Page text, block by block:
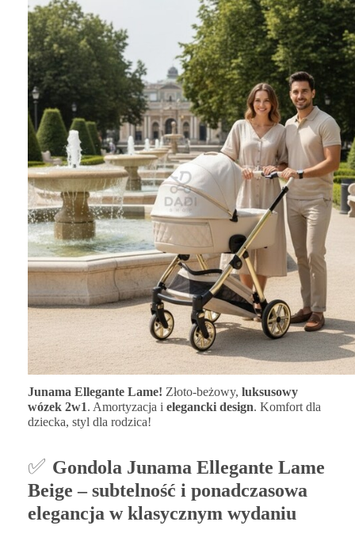
Junama Ellegante Lame! Złoto-beżowy, luksusowy
wózek 2w1. Amortyzacja i elegancki design. Komfort dla
dziecka, styl dla rodzica!
✅ Gondola Junama Ellegante Lame
Beige – subtelność i ponadczasowa
elegancja w klasycznym wydaniu